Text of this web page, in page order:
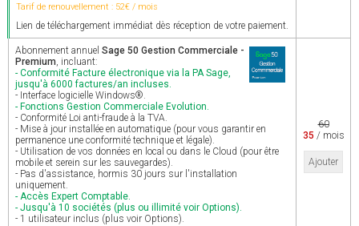
Tarif de renouvellement : 52€ / mois
Lien de téléchargement immédiat dès réception de votre paiement.
Abonnement annuel Sage 50 Gestion Commerciale -
Premium, incluant:
- Conformité Facture électronique via la PA Sage,
jusqu'à 6000 factures/an incluses.
- Interface logicielle Windows®.
- Fonctions Gestion Commerciale Evolution.
- Conformité Loi anti-fraude à la TVA.
- Mise à jour installée en automatique (pour vous garantir en
permanence une conformité technique et légale).
- Utilisation de vos données en local ou dans le Cloud (pour être
mobile et serein sur les sauvegardes).
- Pas d'assistance, hormis 30 jours sur l'installation
uniquement.
- Accès Expert Comptable.
- Jusqu'à 10 sociétés (plus ou illimité voir Options).
- 1 utilisateur inclus (plus voir Options).
60
35 / mois
Ajouter